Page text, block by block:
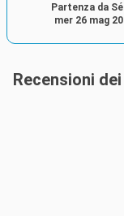
Partenza da
mer 26 mag
Recensioni